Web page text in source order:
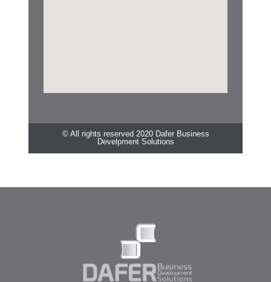
© All rights reserved 2020 Dafer Business
Develpment Solutions